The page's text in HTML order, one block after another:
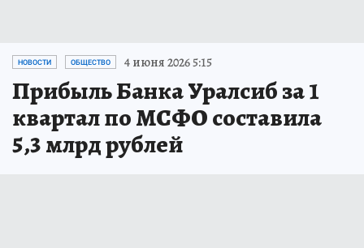
НОВОСТИ ОБЩЕСТВО 4 июня 2026 5:15
Прибыль Банка Уралсиб за 1
квартал по МСФО составила
5,3 млрд рублей